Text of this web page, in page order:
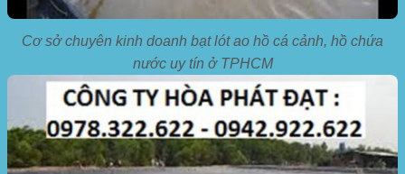
Cơ sở chuyên kinh doanh bạt lót ao hồ cá cảnh, hồ chứa
nước uy tín ở TPHCM